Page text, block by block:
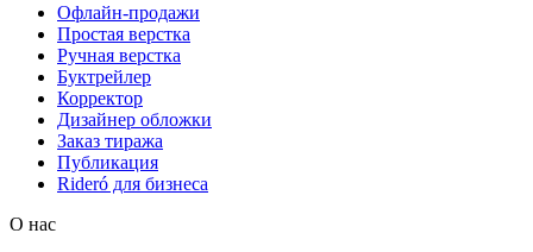
Офлайн-продажи
Простая верстка
Ручная верстка
Буктрейлер
Корректор
Дизайнер обложки
Заказ тиража
Публикация
Rideró для бизнеса
О нас